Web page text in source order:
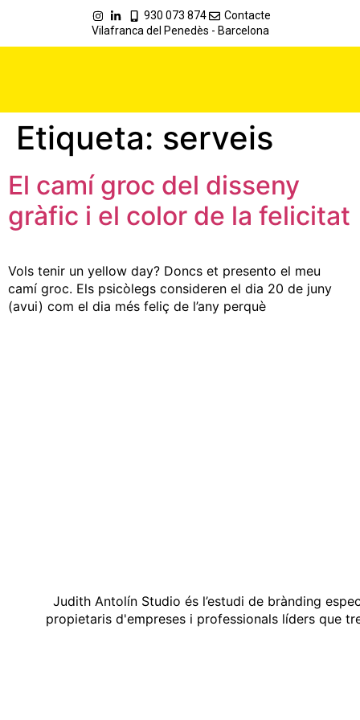
930 073 874
Contacte
Vilafranca del Penedès - Barcelona
Etiqueta: serveis
El camí groc del disseny
gràfic i el color de la felicitat
Vols tenir un yellow day? Doncs et presento el meu
camí groc. Els psicòlegs consideren el dia 20 de juny
(avui) com el dia més feliç de l’any perquè
Judith Antolín Studio és l’estudi de brànding
propietaris d'empreses i professionals líders que